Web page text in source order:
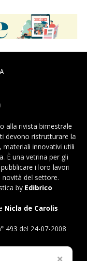
alla rivista bimestrale
devono ristrutturare la
materiali innovativi utili
È una vetrina per gli
i loro lavori
del settore.
by Edibrico
Nicla de Carolis
493 del 24-07-2008
- 20122 Milano P.iva